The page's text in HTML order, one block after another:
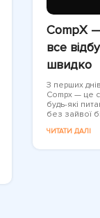
CompX
все
швидко
З перших
Compx — це
будь-які
без зайвої
ЧИТАТИ ДАЛІ